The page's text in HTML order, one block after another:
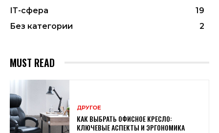
ІТ-сфера
19
Без категории
2
MUST READ
ДРУГОЕ
КАК ВЫБРАТЬ ОФИСНОЕ КРЕСЛО:
КЛЮЧЕВЫЕ АСПЕКТЫ И ЭРГОНОМИКА